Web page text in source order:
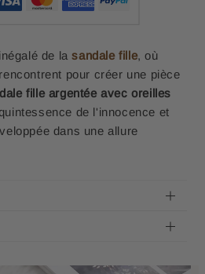
de lasandale fille, où
pour créer une pièce
fille argentée avec oreilles
de l'innocence et
dans une allure